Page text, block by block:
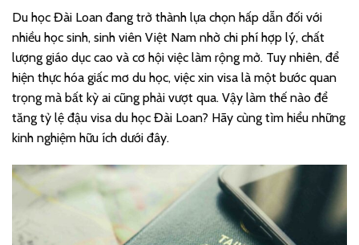
Du học Đài Loan đang trở thành lựa chọn hấp dẫn đối với
nhiều học sinh, sinh viên Việt Nam nhờ chi phí hợp lý, chất
lượng giáo dục cao và cơ hội việc làm rộng mở. Tuy nhiên, để
hiện thực hóa giấc mơ du học, việc xin visa là một bước quan
trọng mà bất kỳ ai cũng phải vượt qua. Vậy làm thế nào để
tăng tỷ lệ đậu visa du học Đài Loan? Hãy cùng tìm hiểu những
kinh nghiệm hữu ích dưới đây.